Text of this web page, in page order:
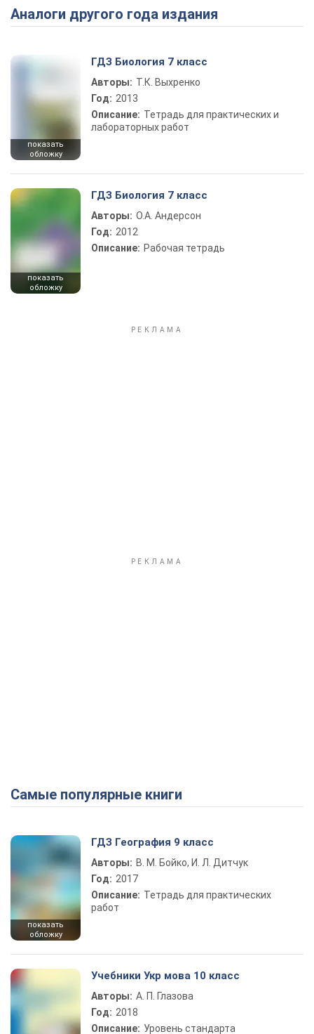
Play Video
Аналоги другого года издания
показать
обложку
ГДЗ Биология 7 класс
Авторы: Т.К. Выхренко
Год: 2013
Описание: Тетрадь для практических и
лабораторных работ
показать
обложку
ГДЗ Биология 7 класс
Авторы: О.А. Андерсон
Год: 2012
Описание: Рабочая тетрадь
Самые популярные книги
показать
обложку
ГДЗ География 9 класс
Авторы: В. М. Бойко, И. Л. Дитчук
Год: 2017
Описание: Тетрадь для практических
работ
Учебники Укр мова 10 класс
Авторы: А. П. Глазова
Год: 2018
Описание: Уровень стандарта